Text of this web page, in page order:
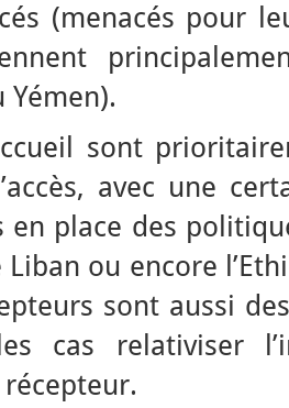
(menacés pour
Yémen).
sont
avec une
place des
Liban ou encore
sont aussi
cas relativiser